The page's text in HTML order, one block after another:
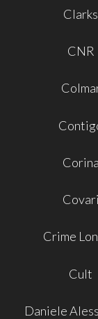
Clarks
CNR
Corina
Covari
Crime
Cult
Daniele